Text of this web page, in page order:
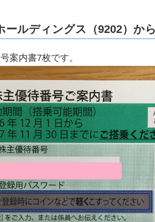
ールディングス（9202）か
案内書7枚です。